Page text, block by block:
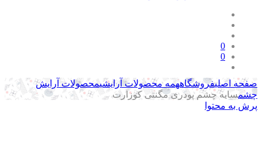
0
0
اصلیفروشگاههمه محصولات آرایشیمحصولات آرایش
سایه چشم پودری مگنتی کوزارت
به محتوا